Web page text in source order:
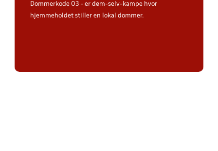
Dommerkode 03 - er døm-selv-kampe hvor
hjemmeholdet stiller en lokal dommer.